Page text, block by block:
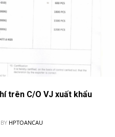
trên C/O VJ xuất khẩu
BY HPTOANCAU